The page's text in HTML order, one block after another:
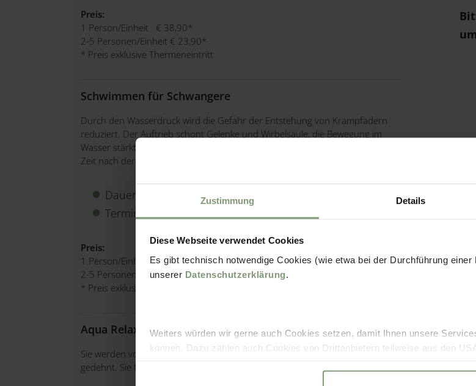
Zustimmung Details
Diese Webseite verwendet Cookies
Es gibt technisch notwendige Cookies (wie etwa bei der Durchführung
unserer Datenschutzerklärung
Weiters würden wir gerne auch Cookies setzen, damit Ihnen unsere
können. Dazu zählen auch Cookies von Drittanbietern teilweise aus den
Preis:
1 Person/Einheit € 38,90*
2-5 Personen/Einheit € 23,90*
* Preis exklusive Thermeneintritt
Schwimmen für Schwangere
Durch den Wasserdruck wird die Gefahr der Entstehung von Krampfadern
reduziert. Der Auftrieb schont Gelenke und Wirbelsäule, die Bewegung im
Wasser stärkt die Rumpf- und Armmuskulatur und fördert die Fitness für die
Zeit nach der Geburt.
Dauer: 35 Min.
Termine: nach Vereinbarung
Preis:
1 Person/Einheit € 38,90*
2-5 Personen/Einheit € 23,90*
* Preis exklusive Thermeneintritt
Aqua Relax für Schwangere
Sie werden von zwei TrainerInnen im warmen Wasser sanft getragen und
gedehnt. Sie fühlen sich dadurch leicht, schwerelos und dem Baby sehr nahe.